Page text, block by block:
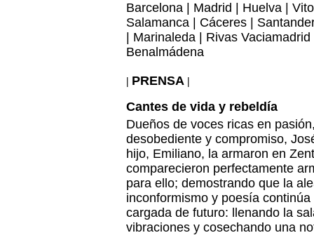
Barcelona | Madrid | Huelva |
Salamanca | Cáceres |
| Marinaleda | Rivas
Benalmádena
| PRENSA |
Cantes de vida y rebeldía
Dueños de voces ricas en
desobediente y compromiso,
hijo, Emiliano, la armaron en
comparecieron perfectamente
para ello; demostrando que la
inconformismo y poesía
cargada de futuro: llenando la
vibraciones y cosechando una